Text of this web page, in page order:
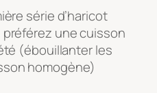
série d’haricot
une cuisson
(ébouillanter les
homogène)